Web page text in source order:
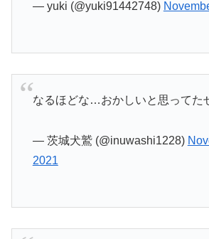
— yuki (@yuki91442748)
なるほどな…おかしいと思ってた
— 茨城犬鷲 (@inuwashi1228)
2021